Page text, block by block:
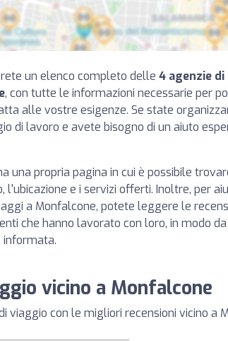
un elenco completo delle 4 agenzie di
, con tutte le informazioni necessarie per
alle vostre esigenze. Se state
di lavoro e avete bisogno di un aiuto
una propria pagina in cui è possibile
l'ubicazione e i servizi offerti. Inoltre, per
a Monfalcone, potete leggere le
che hanno lavorato con loro, in modo
informata.
vicino a Monfalcone
viaggio con le migliori recensioni vicino a